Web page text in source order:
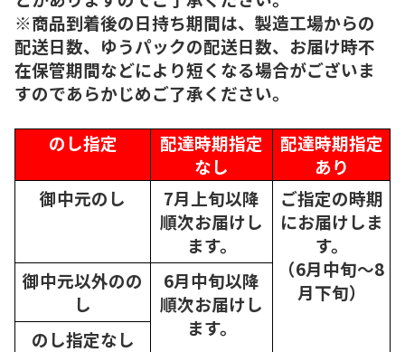
※商品到着後の日持ち期間は、製造工場からの
配送日数、ゆうパックの配送日数、お届け時不
在保管期間などにより短くなる場合がございま
すのであらかじめご了承ください。
のし指定
配達時期指定
なし
配達時期指定
あり
御中元のし
7月上旬以降
順次お届けし
ます。
ご指定の時期
にお届けしま
す。
（6月中旬～8
月下旬）
御中元以外のの
し
6月中旬以降
順次お届けし
ます。
のし指定なし